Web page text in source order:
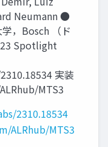
Neumann ●
，Bosch （ド
Spotlight
実装
MTS3
2310.18534
ALRhub/MTS3